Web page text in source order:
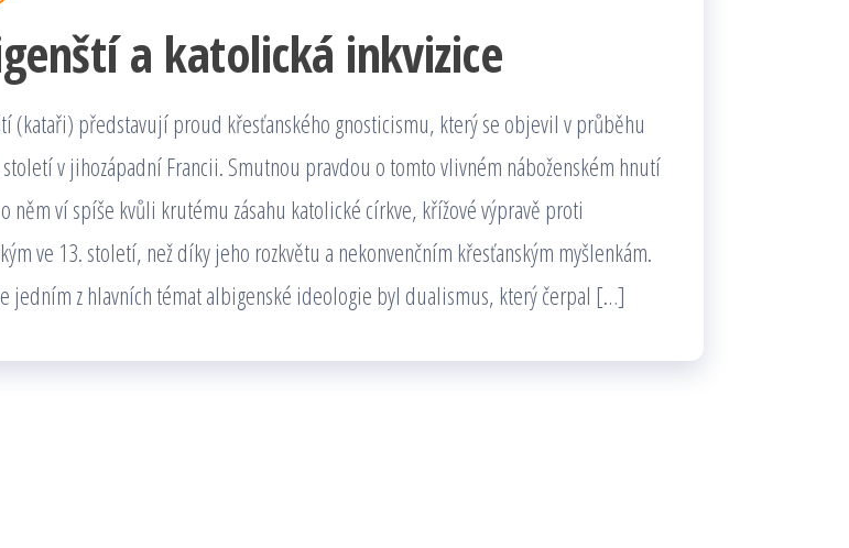
a katolická inkvizice
(kataři) představují proud křesťanského gnosticismu, který se objevil v průběhu
století v jihozápadní Francii. Smutnou pravdou o tomto vlivném náboženském hnutí
něm ví spíše kvůli krutému zásahu katolické církve, křížové výpravě proti
ve 13. století, než díky jeho rozkvětu a nekonvenčním křesťanským myšlenkám.
jedním z hlavních témat albigenské ideologie byl dualismus, který čerpal […]